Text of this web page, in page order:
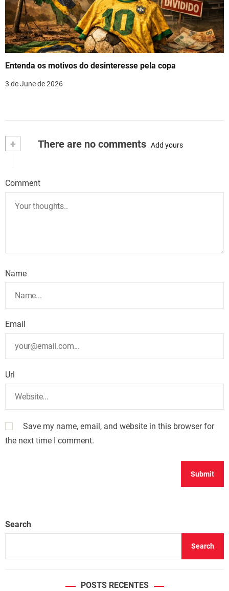
Entenda os motivos do desinteresse pela copa
3 de June de 2026
+ There are no comments Add yours
Comment
Name
Email
Url
Save my name, email, and website in this browser for
the next time I comment.
Search
Search
POSTS RECENTES